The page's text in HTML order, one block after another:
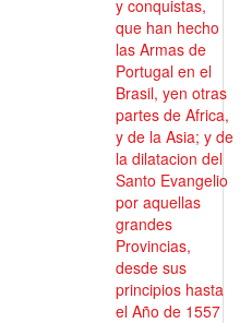
y conquistas,
que han hecho
las Armas de
Portugal en el
Brasil, yen otras
partes de Africa,
y de la Asia; y de
la dilatacion del
Santo Evangelio
por aquellas
grandes
Provincias,
desde sus
principios hasta
el Año de 1557